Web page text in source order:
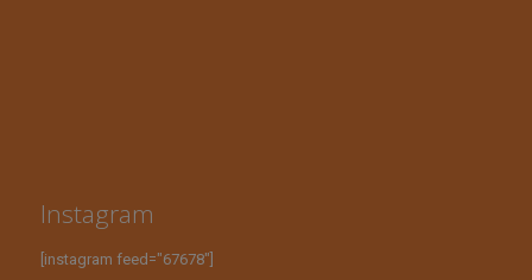
Instagram
[instagram feed="67678"]